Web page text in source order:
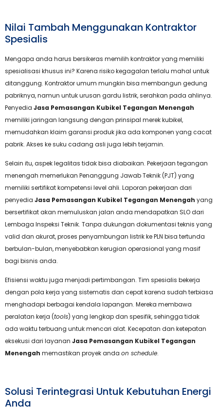
Nilai Tambah Menggunakan Kontraktor
Spesialis
Mengapa anda harus bersikeras memilih kontraktor yang memiliki
spesialisasi khusus ini? Karena risiko kegagalan terlalu mahal untuk
ditanggung. Kontraktor umum mungkin bisa membangun gedung
pabriknya, namun untuk urusan gardu listrik, serahkan pada ahlinya.
Penyedia Jasa Pemasangan Kubikel Tegangan Menengah
memiliki jaringan langsung dengan prinsipal merek kubikel,
memudahkan klaim garansi produk jika ada komponen yang cacat
pabrik. Akses ke suku cadang asli juga lebih terjamin.
Selain itu, aspek legalitas tidak bisa diabaikan. Pekerjaan tegangan
menengah memerlukan Penanggung Jawab Teknik (PJT) yang
memiliki sertifikat kompetensi level ahli. Laporan pekerjaan dari
penyedia Jasa Pemasangan Kubikel Tegangan Menengah yang
bersertifikat akan memuluskan jalan anda mendapatkan SLO dari
Lembaga Inspeksi Teknik. Tanpa dukungan dokumentasi teknis yang
valid dan akurat, proses penyambungan listrik ke PLN bisa tertunda
berbulan-bulan, menyebabkan kerugian operasional yang masif
bagi bisnis anda.
Efisiensi waktu juga menjadi pertimbangan. Tim spesialis bekerja
dengan pola kerja yang sistematis dan cepat karena sudah terbiasa
menghadapi berbagai kendala lapangan. Mereka membawa
peralatan kerja (tools) yang lengkap dan spesifik, sehingga tidak
ada waktu terbuang untuk mencari alat. Kecepatan dan ketepatan
eksekusi dari layanan Jasa Pemasangan Kubikel Tegangan
Menengah memastikan proyek anda on schedule.
Solusi Terintegrasi Untuk Kebutuhan Energi
Anda